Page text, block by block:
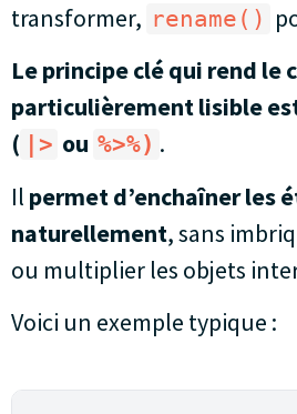
transformer, rename()
Le principe clé qui rend le
particulièrement lisible
(
|> ou %>%) .
Il permet d’enchaîner les
naturellement, sans
ou multiplier les objets
Voici un exemple typique :